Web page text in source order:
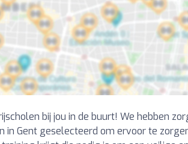
bij jou in de buurt! We hebben
in Gent geselecteerd om ervoor te